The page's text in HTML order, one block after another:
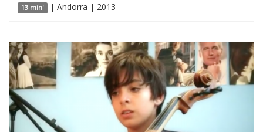
13 min' | Andorra | 2013